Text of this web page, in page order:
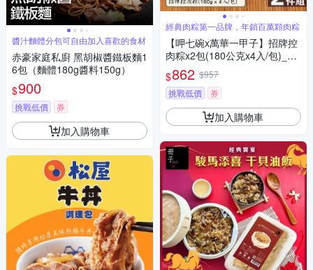
醬汁麵體分包可自由加入喜歡的食材
赤豪家庭私廚 黑胡椒醬鐵板麵1
6包（麵體180g醬料150g）
$900
挑戰低價 券
加入購物車
經典肉粽第一品牌，年銷百萬顆肉粽
【呷七碗x萬華一甲子】招牌控
肉粽x2包(180公克x4入/包)_20
26端午肉粽
$862 $957
挑戰低價
券
加入購物車